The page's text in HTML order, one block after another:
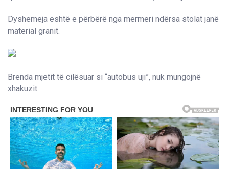
Dyshemeja është e përbërë nga mermeri ndërsa stolat janë
material granit.
Brenda mjetit të cilësuar si “autobus uji”, nuk mungojnë
xhakuzit.